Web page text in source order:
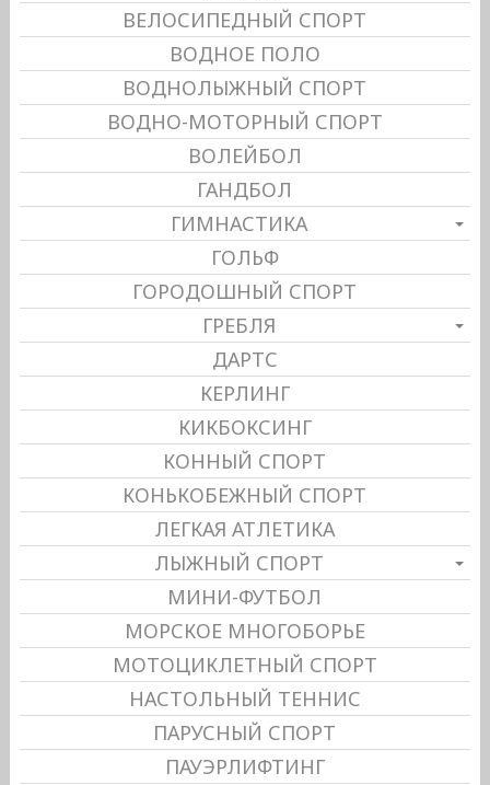
ВЕЛОСИПЕДНЫЙ СПОРТ
ВОДНОЕ ПОЛО
ВОДНОЛЫЖНЫЙ СПОРТ
ВОДНО-МОТОРНЫЙ СПОРТ
ВОЛЕЙБОЛ
ГАНДБОЛ
ГИМНАСТИКА
ГОЛЬФ
ГОРОДОШНЫЙ СПОРТ
ГРЕБЛЯ
ДАРТС
КЕРЛИНГ
КИКБОКСИНГ
КОННЫЙ СПОРТ
КОНЬКОБЕЖНЫЙ СПОРТ
ЛЕГКАЯ АТЛЕТИКА
ЛЫЖНЫЙ СПОРТ
МИНИ-ФУТБОЛ
МОРСКОЕ МНОГОБОРЬЕ
МОТОЦИКЛЕТНЫЙ СПОРТ
НАСТОЛЬНЫЙ ТЕННИС
ПАРУСНЫЙ СПОРТ
ПАУЭРЛИФТИНГ